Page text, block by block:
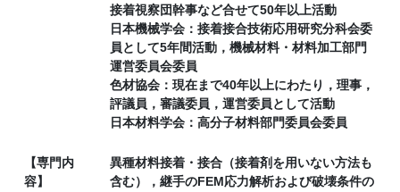
接着視察団幹事など合せて50年以上活動
日本機械学会：接着接合技術応用研究分科会委
員として5年間活動，機械材料・材料加工部門
運営委員会委員
色材協会：現在まで40年以上にわたり，理事，
評議員，審議委員，運営委員として活動
日本材料学会：高分子材料部門委員会委員
【専門内
容】
異種材料接着・接合（接着剤を用いない方法も
含む），継手のFEM応力解析および破壊条件の